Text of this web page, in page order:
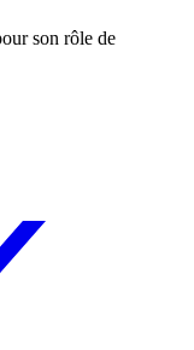
son rôle de